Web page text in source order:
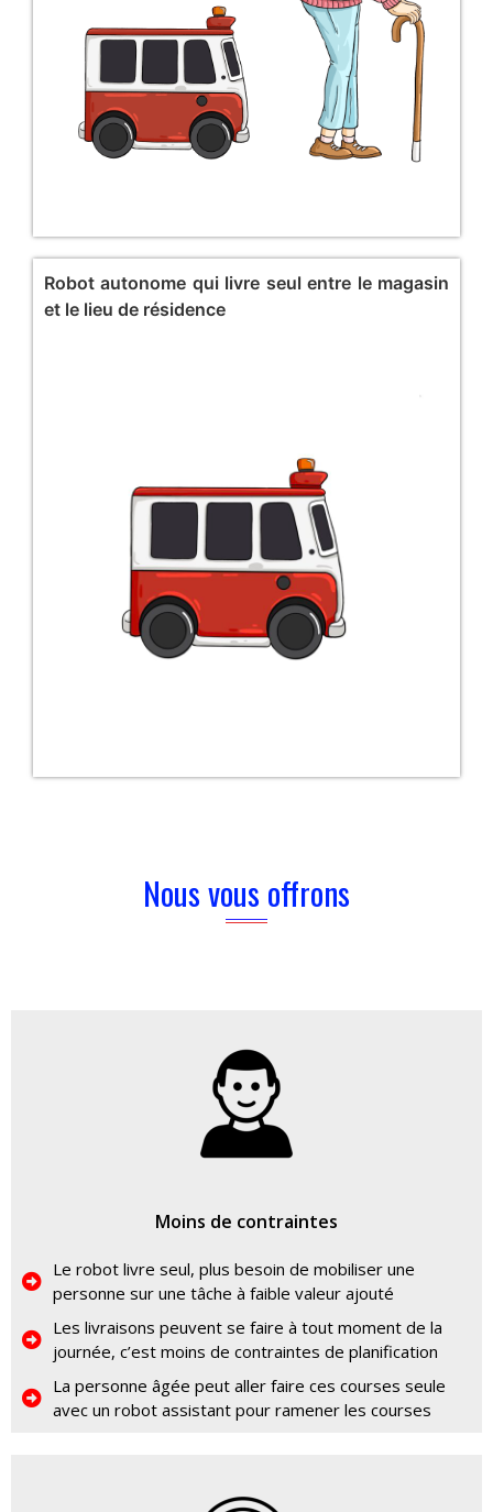
Robot autonome qui livre seul entre le magasin
et le lieu de résidence
Nous vous offrons
Moins de contraintes
Le robot livre seul, plus besoin de mobiliser une
personne sur une tâche à faible valeur ajouté
Les livraisons peuvent se faire à tout moment de la
journée, c’est moins de contraintes de planification
La personne âgée peut aller faire ces courses seule
avec un robot assistant pour ramener les courses